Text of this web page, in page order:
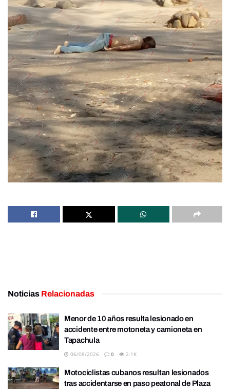
Noticias Relacionadas
Menor de 10 años resulta lesionado en
accidente entre motoneta y camioneta en
Tapachula
06/08/2026 0 2.1K
Motociclistas cubanos resultan lesionados
tras accidentarse en paso peatonal de Plaza